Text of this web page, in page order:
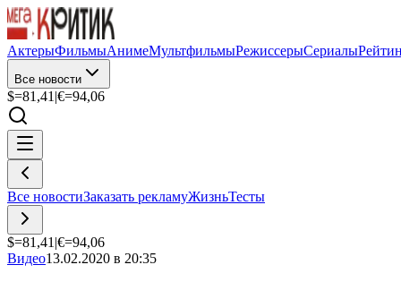
АктерыФильмыАнимеМультфильмыРежиссерыСериалы
Все новости
$=81,41 |€=94,06
Все новостиЗаказать рекламуЖизньТесты
$=81,41 |€=94,06
Видео13.02.2020 в 20:35